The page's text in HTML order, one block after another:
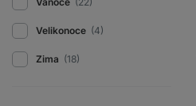
Velikonoce (4)
Zima (18)